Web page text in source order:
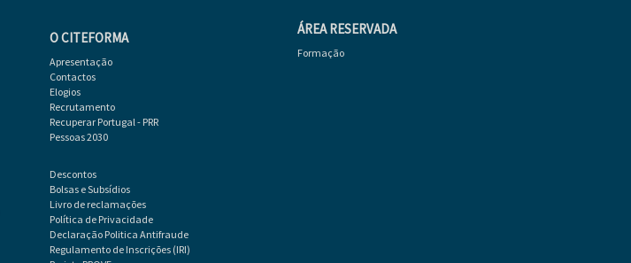
O CITEFORMA
Apresentação
Contactos
Elogios
Recrutamento
Recuperar Portugal - PRR
Pessoas 2030
Descontos
Bolsas e Subsídios
Livro de reclamações
Política de Privacidade
Declaração Politica Antifraude
Regulamento de Inscrições (IRI)
ÁREA RESERVADA
Formação